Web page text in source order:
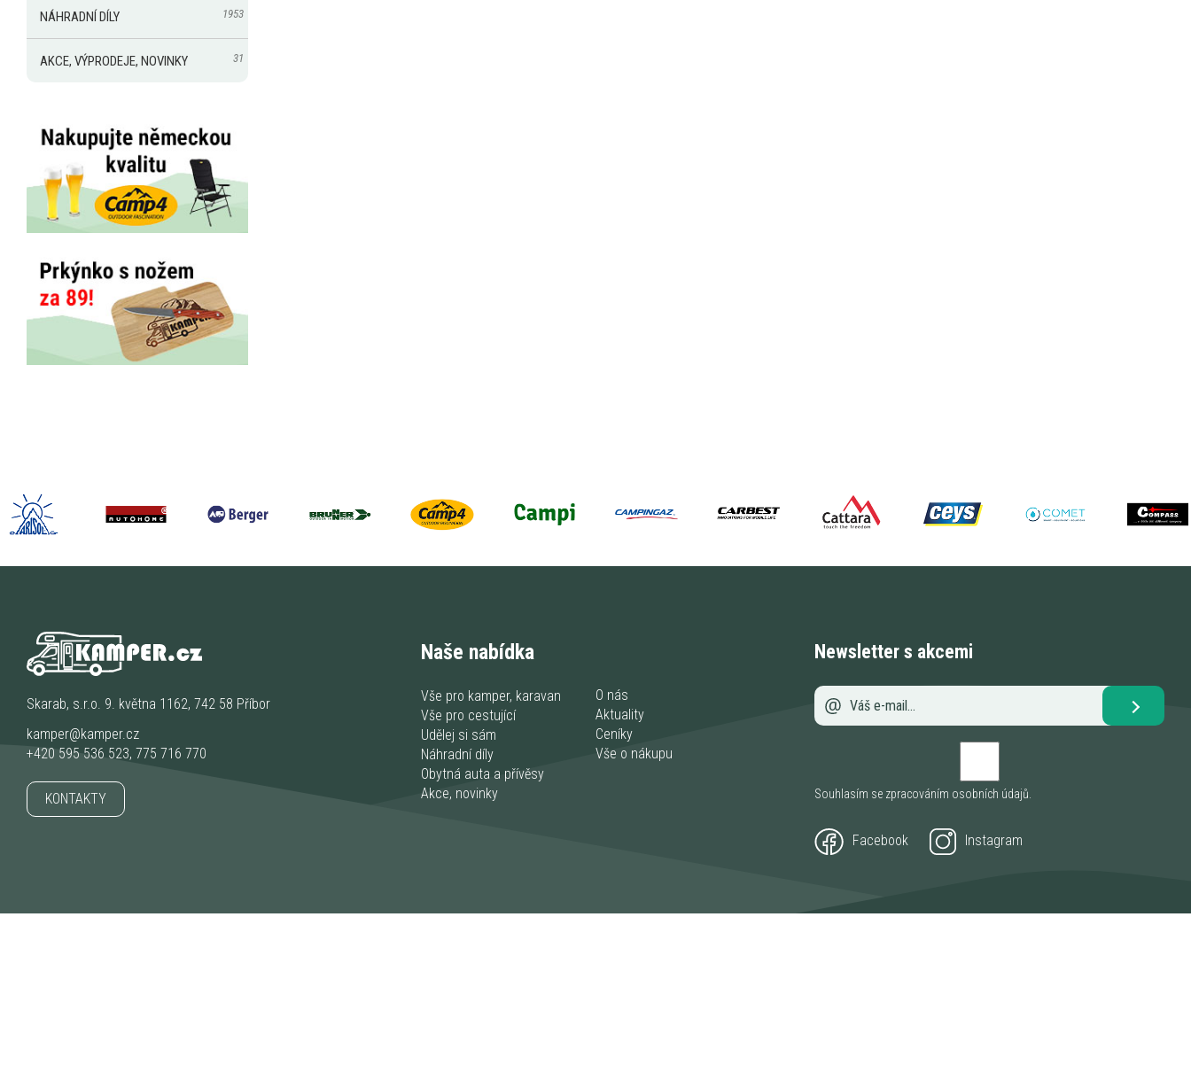
NÁHRADNÍ DÍLY 1953
AKCE, VÝPRODEJE, NOVINKY 31
Skarab, s.r.o. 9. května 1162, 742 58 Příbor
kamper@kamper.cz
+420 595 536 523, 775 716 770
KONTAKTY
Naše nabídka
Vše pro kamper, karavan
Vše pro cestující
Udělej si sám
Náhradní díly
Obytná auta a přívěsy
Akce, novinky
O nás
Aktuality
Ceníky
Vše o nákupu
Newsletter s akcemi
Souhlasím se zpracováním osobních údajů
Facebook Instagram